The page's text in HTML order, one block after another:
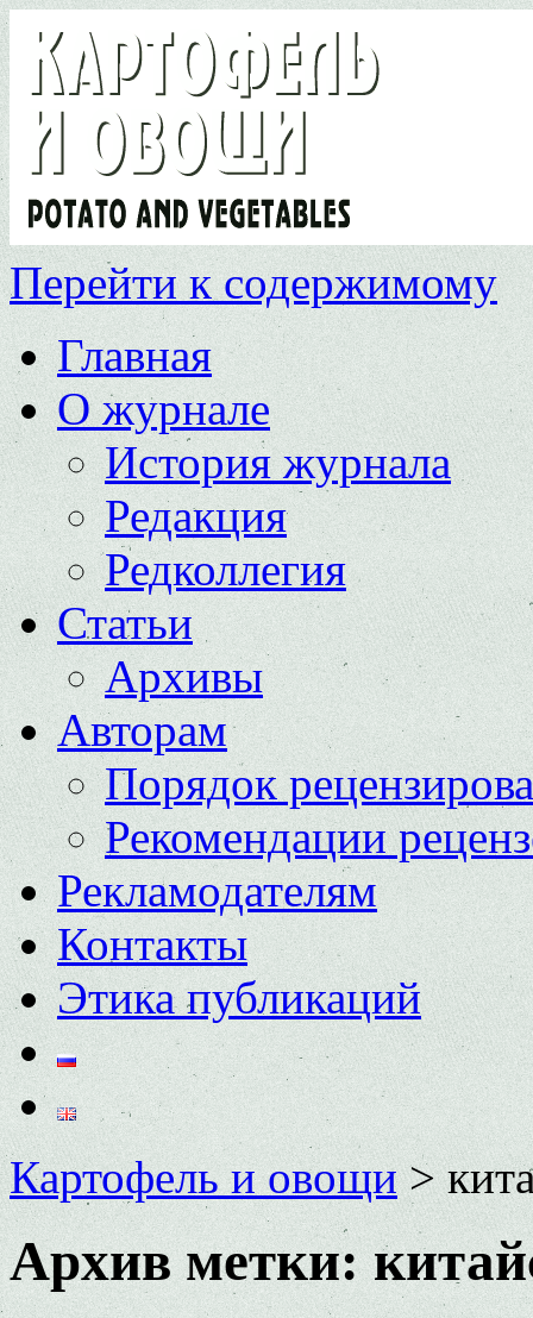
Перейти к содержимому
Главная
О журнале
История журнала
Редакция
Редколлегия
Статьи
Архивы
Авторам
Порядок
Рекомендации
Рекламодателям
Контакты
Этика публикаций
Картофель и овощи>
Архив метки: